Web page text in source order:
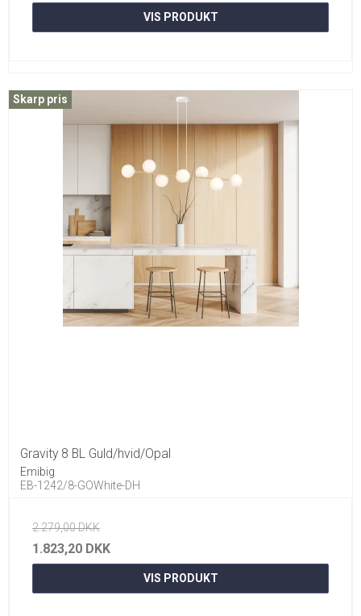
VIS PRODUKT
Skarp pris
Gravity 8 BL Guld/hvid/Opal
Emibig
EB-1242/8-GOWhite-DH
2.279,00 DKK
1.823,20 DKK
VIS PRODUKT